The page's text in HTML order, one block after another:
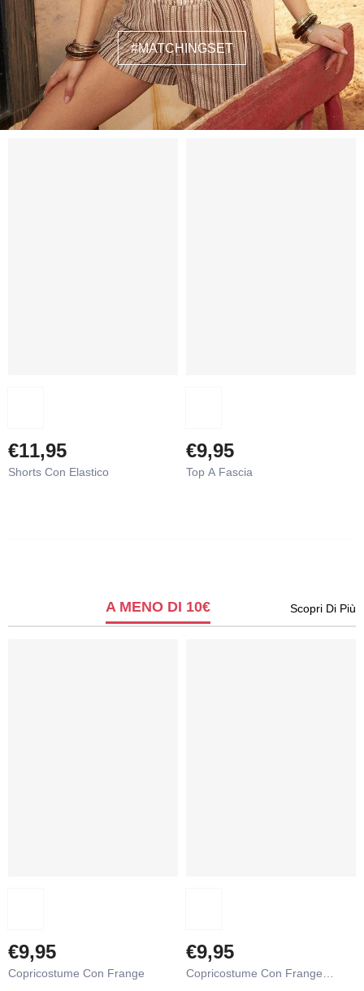
#MATCHINGSET
Shorts Con Elastico
€11,95
Top A Fascia
€9,95
A MENO DI 10€ Scopri Di Più
Copricostume Con Frange
€9,95
Copricostume Con Frange
€9,95